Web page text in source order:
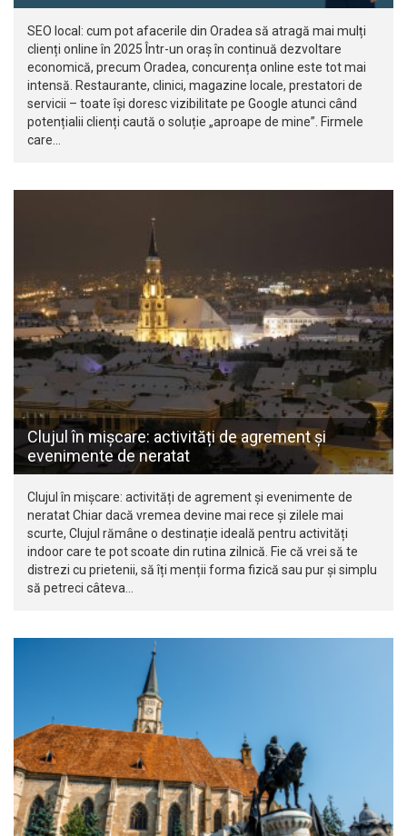
SEO local: cum pot afacerile din Oradea să atragă mai mulți
clienți online în 2025 Într-un oraș în continuă dezvoltare
economică, precum Oradea, concurența online este tot mai
intensă. Restaurante, clinici, magazine locale, prestatori de
servicii – toate își doresc vizibilitate pe Google atunci când
potențialii clienți caută o soluție „aproape de mine”. Firmele
care…
Clujul în mișcare: activități de agrement și
evenimente de neratat
Clujul în mișcare: activități de agrement și evenimente de
neratat Chiar dacă vremea devine mai rece și zilele mai
scurte, Clujul rămâne o destinație ideală pentru activități
indoor care te pot scoate din rutina zilnică. Fie că vrei să te
distrezi cu prietenii, să îți menții forma fizică sau pur și simplu
să petreci câteva…